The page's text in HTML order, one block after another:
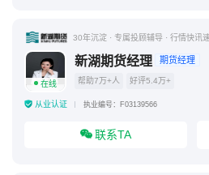
30年沉淀 · 专属投顾辅导 · 行情快讯
在线
新湖期货经理 期货经理
帮助7万+人 好评5.4万+
从业认证 执业编号：F03139566
联系TA